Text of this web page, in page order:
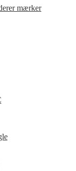
mærker